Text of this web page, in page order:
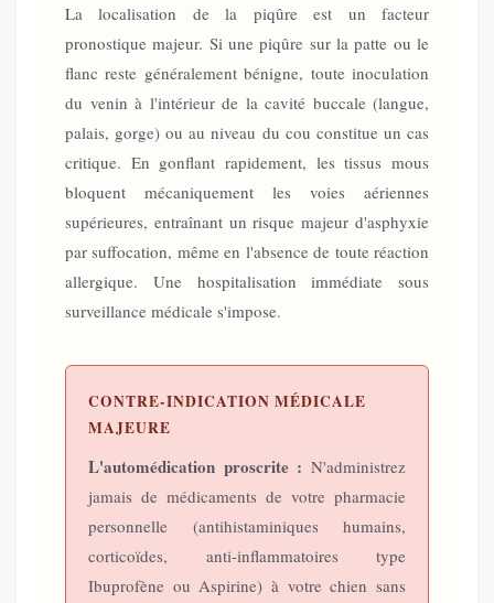
La localisation de la piqûre est un facteur
pronostique majeur. Si une piqûre sur la patte ou le
flanc reste généralement bénigne, toute inoculation
du venin à l'intérieur de la cavité buccale (langue,
palais, gorge) ou au niveau du cou constitue un cas
critique. En gonflant rapidement, les tissus mous
bloquent mécaniquement les voies aériennes
supérieures, entraînant un risque majeur d'asphyxie
par suffocation, même en l'absence de toute réaction
allergique. Une hospitalisation immédiate sous
surveillance médicale s'impose.
CONTRE-INDICATION MÉDICALE
MAJEURE
L'automédication proscrite : N'administrez
jamais de médicaments de votre pharmacie
personnelle (antihistaminiques humains,
corticoïdes, anti-inflammatoires type
Ibuprofène ou Aspirine) à votre chien sans